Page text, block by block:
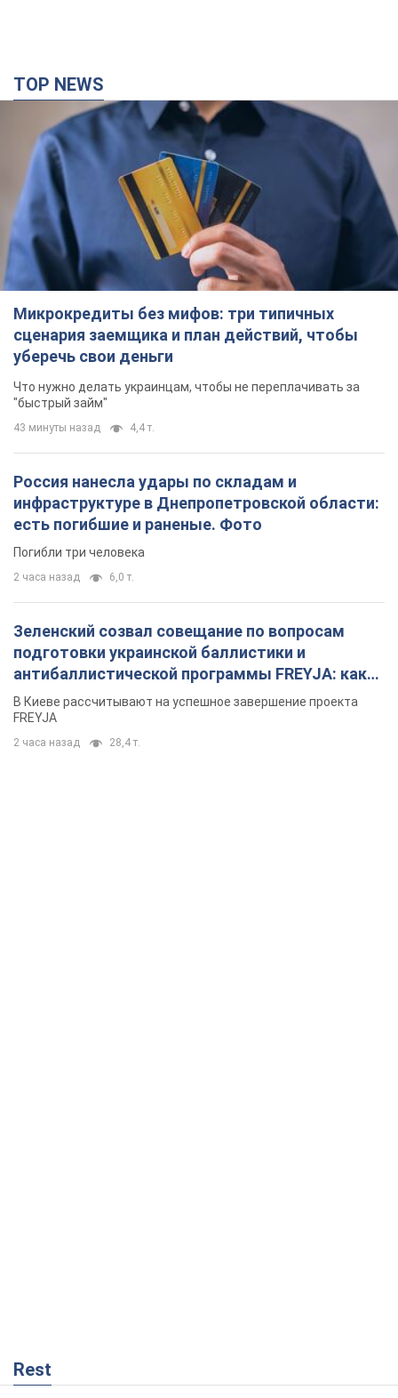
TOP NEWS
Микрокредиты без мифов: три типичных
сценария заемщика и план действий, чтобы
уберечь свои деньги
Что нужно делать украинцам, чтобы не переплачивать за
"быстрый займ"
43 минуты назад 4,4 т.
Россия нанесла удары по складам и
инфраструктуре в Днепропетровской области:
есть погибшие и раненые. Фото
Погибли три человека
2 часа назад 6,0 т.
Зеленский созвал совещание по вопросам
подготовки украинской баллистики и
антибаллистической программы FREYJA: какие
решения готовятся
В Киеве рассчитывают на успешное завершение проекта
FREYJA
2 часа назад 28,4 т.
Rest